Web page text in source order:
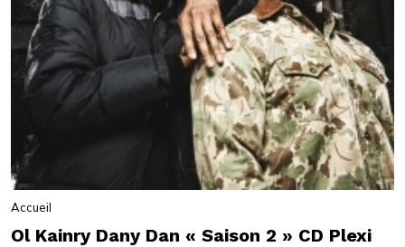
Accueil
Ol Kainry Dany Dan « Saison 2 » CD Plexi